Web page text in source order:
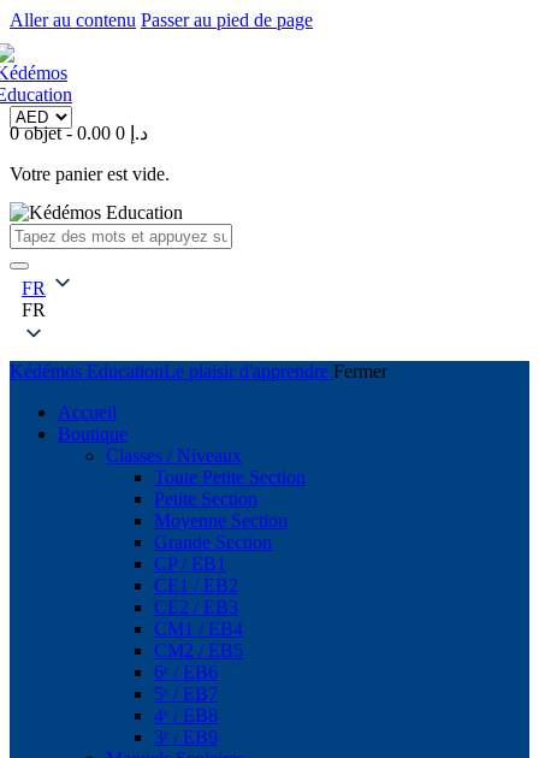
Aller au contenu Passer au pied de page
0 objet- 0.00 د.إ 0
Votre panier est vide.
FR
FR
Kédémos EducationLe plaisir d'apprendre Fermer
Accueil
Boutique
Classes / Niveaux
Toute Petite Section
Petite Section
Moyenne Section
Grande Section
CP / EB1
CE1 / EB2
CE2 / EB3
CM1 / EB4
CM2 / EB5
6ᵉ / EB6
5ᵉ / EB7
4ᵉ / EB8
3ᵉ / EB9